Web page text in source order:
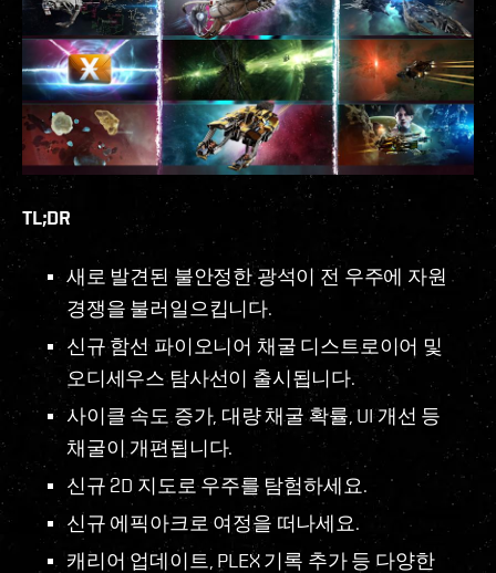
TL;DR
새로 발견된 불안정한 광석이 전 우주에 자원
경쟁을 불러일으킵니다.
신규 함선 파이오니어 채굴 디스트로이어 및
오디세우스 탐사선이 출시됩니다.
사이클 속도 증가, 대량 채굴 확률, UI 개선 등
채굴이 개편됩니다.
신규 2D 지도로 우주를 탐험하세요.
신규 에픽아크로 여정을 떠나세요.
캐리어 업데이트, PLEX 기록 추가 등 다양한